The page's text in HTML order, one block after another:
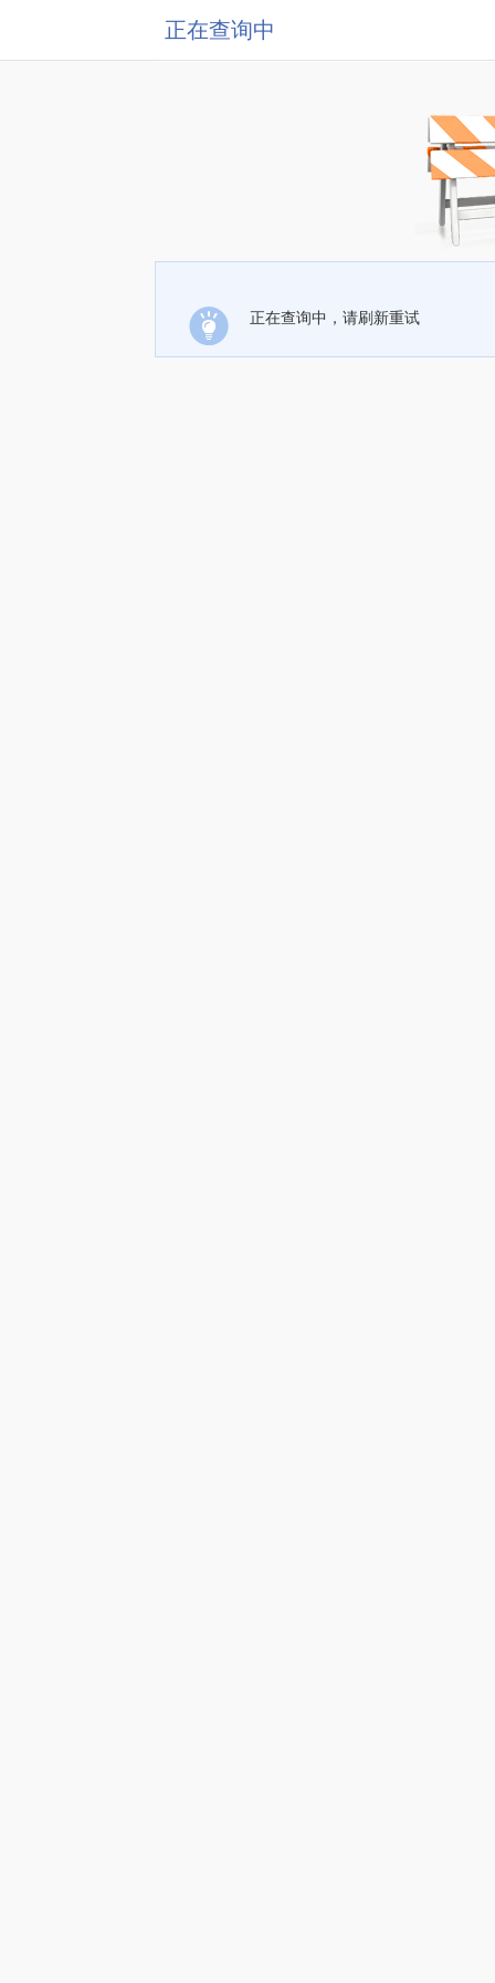
正在查询中
正在查询中，请刷新重试